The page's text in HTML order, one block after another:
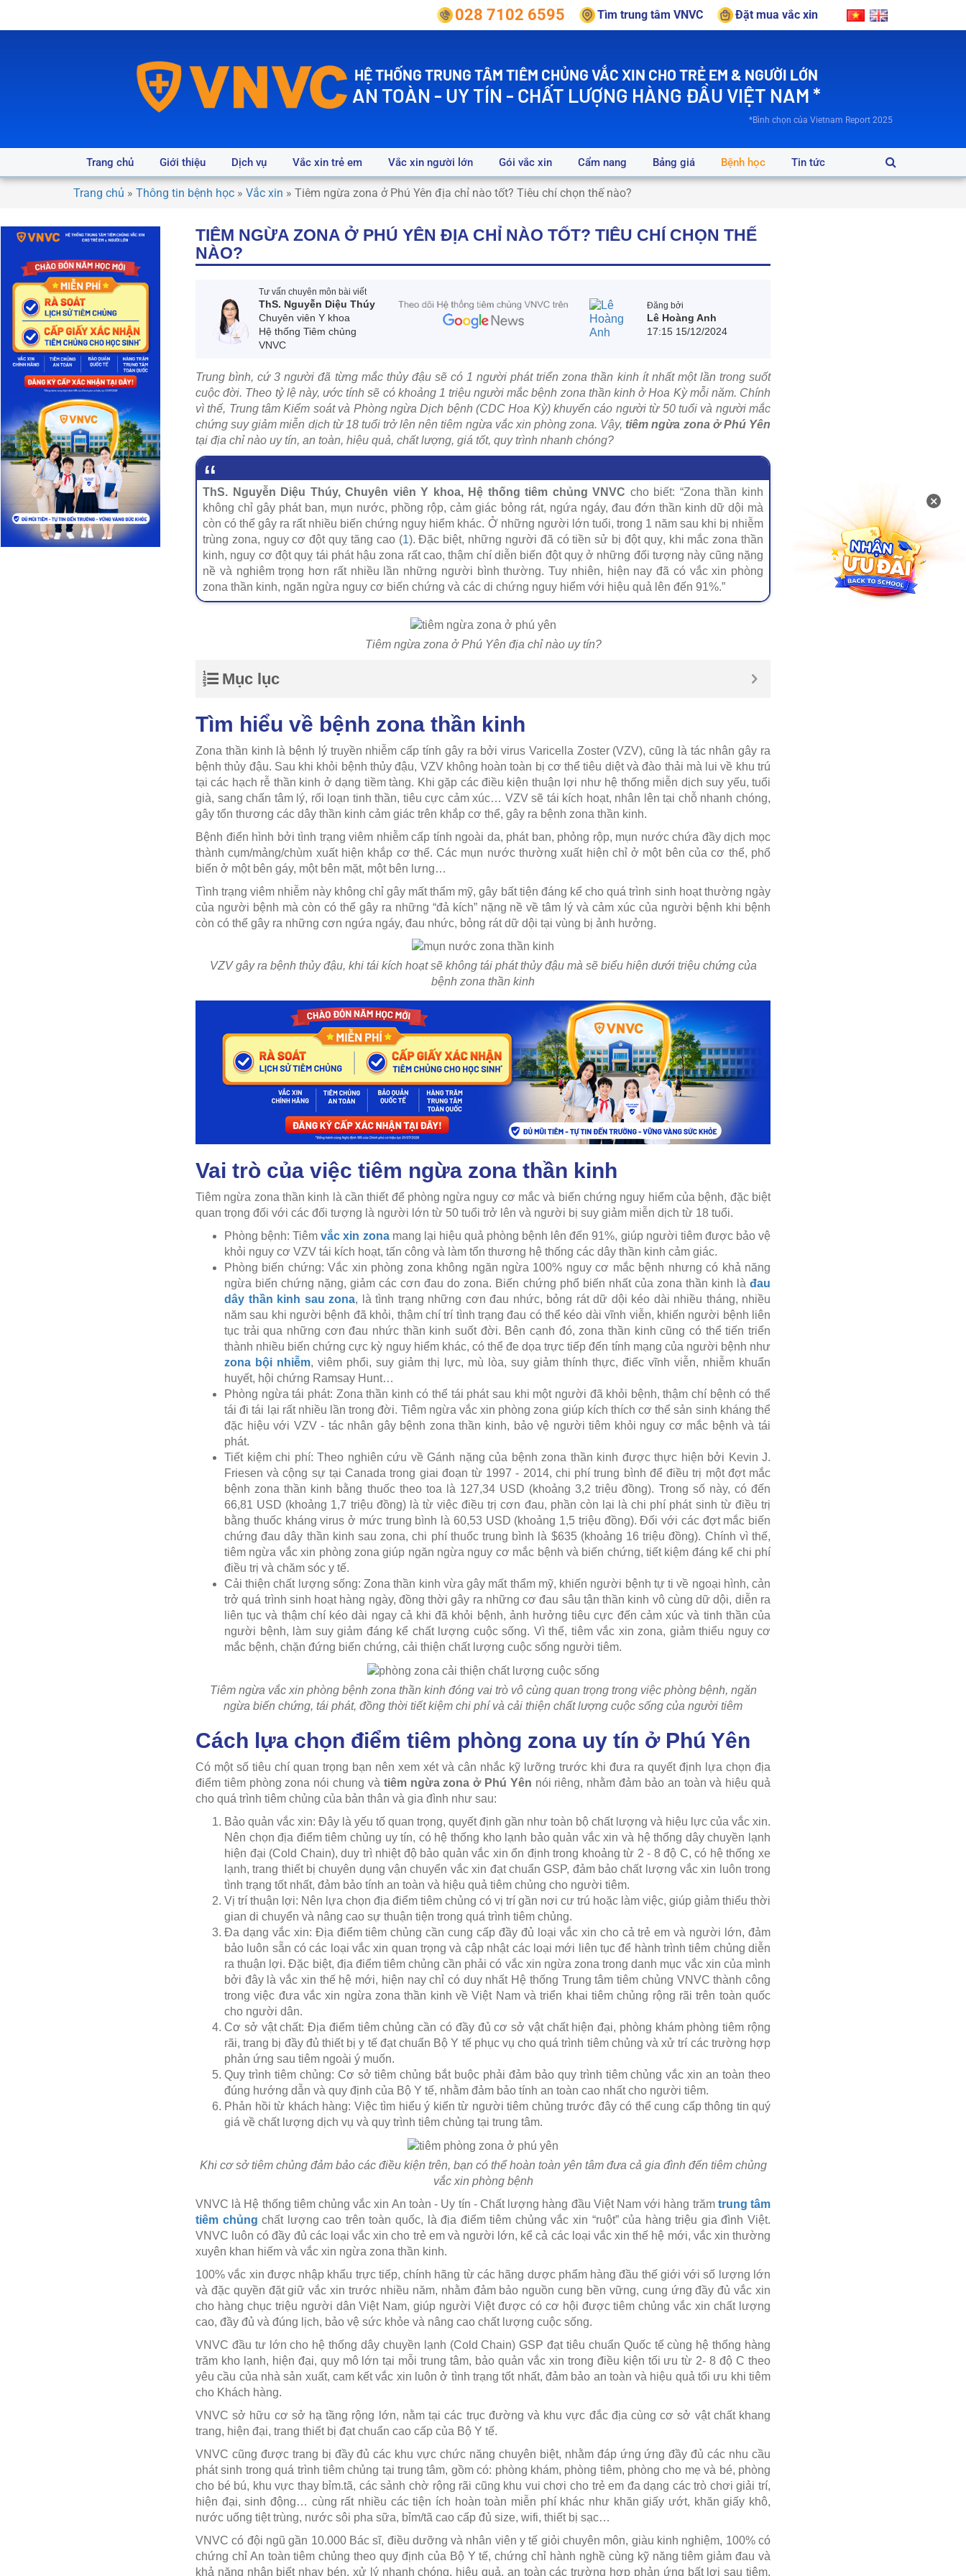
028 7102 6595 Tìm trung tâm VNVC Đặt mua vắc xin
HỆ THỐNG TRUNG TÂM TIÊM CHỦNG VẮC XIN CHO TRẺ EM & NGƯỜI LỚN
AN TOÀN - UY TÍN - CHẤT LƯỢNG HÀNG ĐẦU VIỆT NAM *
*Bình chọn của Vietnam Report 2025
Trang chủ Giới thiệu Dịch vụ Vắc xin trẻ em Vắc xin người lớn Gói vắc xin Cẩm nang Bảng giá Bệnh học Tin tức
Trang chủ » Thông tin bệnh học » Vắc xin » Tiêm ngừa zona ở Phú Yên địa chỉ nào tốt? Tiêu chí chọn thế nào?
TIÊM NGỪA ZONA Ở PHÚ YÊN ĐỊA CHỈ NÀO TỐT? TIÊU CHÍ CHỌN THẾ
NÀO?
Tư vấn chuyên môn bài viết
ThS. Nguyễn Diệu Thúy
Chuyên viên Y khoa
Hệ thống Tiêm chủng
VNVC
Đăng bởi
Lê Hoàng Anh
17:15 15/12/2024
Trung bình, cứ 3 người đã từng mắc thủy đậu sẽ có 1 người phát triển zona thần kinh ít nhất một lần trong suốt
cuộc đời. Theo tỷ lệ này, ước tính sẽ có khoảng 1 triệu người mắc bệnh zona thần kinh ở Hoa Kỳ mỗi năm. Chính
vì thế, Trung tâm Kiểm soát và Phòng ngừa Dịch bệnh (CDC Hoa Kỳ) khuyến cáo người từ 50 tuổi và người mắc
chứng suy giảm miễn dịch từ 18 tuổi trở lên nên tiêm ngừa vắc xin phòng zona. Vậy, tiêm ngừa zona ở Phú Yên
tại địa chỉ nào uy tín, an toàn, hiệu quả, chất lượng, giá tốt, quy trình nhanh chóng?
ThS. Nguyễn Diệu Thúy, Chuyên viên Y khoa, Hệ thống tiêm chủng VNVC cho biết: “Zona thần kinh
không chỉ gây phát ban, mụn nước, phồng rộp, cảm giác bỏng rát, ngứa ngáy, đau đớn thần kinh dữ dội mà
còn có thể gây ra rất nhiều biến chứng nguy hiểm khác. Ở những người lớn tuổi, trong 1 năm sau khi bị nhiễm
trùng zona, nguy cơ đột quỵ tăng cao (1). Đặc biệt, những người đã có tiền sử bị đột quỵ, khi mắc zona thần
kinh, nguy cơ đột quỵ tái phát hậu zona rất cao, thậm chí diễn biến đột quỵ ở những đối tượng này cũng nặng
nề và nghiêm trọng hơn rất nhiều lần những người bình thường. Tuy nhiên, hiện nay đã có vắc xin phòng
zona thần kinh, ngăn ngừa nguy cơ biến chứng và các di chứng nguy hiểm với hiệu quả lên đến 91%.”
Tiêm ngừa zona ở Phú Yên địa chỉ nào uy tín?
Mục lục
Tìm hiểu về bệnh zona thần kinh
Zona thần kinh là bệnh lý truyền nhiễm cấp tính gây ra bởi virus Varicella Zoster (VZV), cũng là tác nhân gây ra
bệnh thủy đậu. Sau khi khỏi bệnh thủy đậu, VZV không hoàn toàn bị cơ thể tiêu diệt và đào thải mà lui về khu trú
tại các hạch rễ thần kinh ở dạng tiềm tàng. Khi gặp các điều kiện thuận lợi như hệ thống miễn dịch suy yếu, tuổi
già, sang chấn tâm lý, rối loạn tinh thần, tiêu cực cảm xúc… VZV sẽ tái kích hoạt, nhân lên tại chỗ nhanh chóng,
gây tổn thương các dây thần kinh cảm giác trên khắp cơ thể, gây ra bệnh zona thần kinh.
Bệnh điển hình bởi tình trạng viêm nhiễm cấp tính ngoài da, phát ban, phỏng rộp, mụn nước chứa đầy dịch mọc
thành cụm/mảng/chùm xuất hiện khắp cơ thể. Các mụn nước thường xuất hiện chỉ ở một bên của cơ thể, phổ
biến ở một bên gáy, một bên mặt, một bên lưng…
Tình trạng viêm nhiễm này không chỉ gây mất thẩm mỹ, gây bất tiện đáng kể cho quá trình sinh hoạt thường ngày
của người bệnh mà còn có thể gây ra những “đả kích” nặng nề về tâm lý và cảm xúc của người bệnh khi bệnh
còn có thể gây ra những cơn ngứa ngáy, đau nhức, bỏng rát dữ dội tại vùng bị ảnh hưởng.
VZV gây ra bệnh thủy đậu, khi tái kích hoạt sẽ không tái phát thủy đậu mà sẽ biểu hiện dưới triệu chứng của
bệnh zona thần kinh
Vai trò của việc tiêm ngừa zona thần kinh
Tiêm ngừa zona thần kinh là cần thiết để phòng ngừa nguy cơ mắc và biến chứng nguy hiểm của bệnh, đặc biệt
quan trọng đối với các đối tượng là người lớn từ 50 tuổi trở lên và người bị suy giảm miễn dịch từ 18 tuổi.
Phòng bệnh: Tiêmvắc xin zonamang lại hiệu quả phòng bệnh lên đến 91%, giúp người tiêm được bảo vệ
khỏi nguy cơ VZV tái kích hoạt, tấn công và làm tổn thương hệ thống các dây thần kinh cảm giác.
Phòng biến chứng: Vắc xin phòng zona không ngăn ngừa 100% nguy cơ mắc bệnh nhưng có khả năng
ngừa biến chứng nặng, giảm các cơn đau do zona. Biến chứng phổ biến nhất của zona thần kinh là đau
dây thần kinh sau zona, là tình trạng những cơn đau nhức, bỏng rát dữ dội kéo dài nhiều tháng, nhiều
năm sau khi người bệnh đã khỏi, thậm chí trí tình trạng đau có thể kéo dài vĩnh viễn, khiến người bệnh liên
tục trải qua những cơn đau nhức thần kinh suốt đời. Bên cạnh đó, zona thần kinh cũng có thể tiến triển
thành nhiều biến chứng cực kỳ nguy hiểm khác, có thể đe dọa trực tiếp đến tính mạng của người bệnh như
zona bội nhiễm, viêm phổi, suy giảm thị lực, mù lòa, suy giảm thính thực, điếc vĩnh viễn, nhiễm khuẩn
huyết, hội chứng Ramsay Hunt…
Phòng ngừa tái phát: Zona thần kinh có thể tái phát sau khi một người đã khỏi bệnh, thậm chí bệnh có thể
tái đi tái lại rất nhiều lần trong đời. Tiêm ngừa vắc xin phòng zona giúp kích thích cơ thể sản sinh kháng thể
đặc hiệu với VZV - tác nhân gây bệnh zona thần kinh, bảo vệ người tiêm khỏi nguy cơ mắc bệnh và tái
phát.
Tiết kiệm chi phí: Theo nghiên cứu về Gánh nặng của bệnh zona thần kinh được thực hiện bởi Kevin J.
Friesen và cộng sự tại Canada trong giai đoạn từ 1997 - 2014, chi phí trung bình để điều trị một đợt mắc
bệnh zona thần kinh bằng thuốc theo toa là 127,34 USD (khoảng 3,2 triệu đồng). Trong số này, có đến
66,81 USD (khoảng 1,7 triệu đồng) là từ việc điều trị cơn đau, phần còn lại là chi phí phát sinh từ điều trị
bằng thuốc kháng virus ở mức trung bình là 60,53 USD (khoảng 1,5 triệu đồng). Đối với các đợt mắc biến
chứng đau dây thần kinh sau zona, chi phí thuốc trung bình là $635 (khoảng 16 triệu đồng). Chính vì thế,
tiêm ngừa vắc xin phòng zona giúp ngăn ngừa nguy cơ mắc bệnh và biến chứng, tiết kiệm đáng kể chi phí
điều trị và chăm sóc y tế.
Cải thiện chất lượng sống: Zona thần kinh vừa gây mất thẩm mỹ, khiến người bệnh tự ti về ngoại hình, cản
trở quá trình sinh hoạt hàng ngày, đồng thời gây ra những cơ đau sâu tận thần kinh vô cùng dữ dội, diễn ra
liên tục và thậm chí kéo dài ngay cả khi đã khỏi bệnh, ảnh hưởng tiêu cực đến cảm xúc và tinh thần của
người bệnh, làm suy giảm đáng kể chất lượng cuộc sống. Vì thế, tiêm vắc xin zona, giảm thiểu nguy cơ
mắc bệnh, chặn đứng biến chứng, cải thiện chất lượng cuộc sống người tiêm.
Tiêm ngừa vắc xin phòng bệnh zona thần kinh đóng vai trò vô cùng quan trọng trong việc phòng bệnh, ngăn
ngừa biến chứng, tái phát, đồng thời tiết kiệm chi phí và cải thiện chất lượng cuộc sống của người tiêm
Cách lựa chọn điểm tiêm phòng zona uy tín ở Phú Yên
Có một số tiêu chí quan trọng bạn nên xem xét và cân nhắc kỹ lưỡng trước khi đưa ra quyết định lựa chọn địa
điểm tiêm phòng zona nói chung và tiêm ngừa zona ở Phú Yên nói riêng, nhằm đảm bảo an toàn và hiệu quả
cho quá trình tiêm chủng của bản thân và gia đình như sau:
Bảo quản vắc xin: Đây là yếu tố quan trọng, quyết định gần như toàn bộ chất lượng và hiệu lực của vắc xin.
Nên chọn địa điểm tiêm chủng uy tín, có hệ thống kho lạnh bảo quản vắc xin và hệ thống dây chuyền lạnh
hiện đại (Cold Chain), duy trì nhiệt độ bảo quản vắc xin ổn định trong khoảng từ 2 - 8 độ C, có hệ thống xe
lạnh, trang thiết bị chuyên dụng vận chuyển vắc xin đạt chuẩn GSP, đảm bảo chất lượng vắc xin luôn trong
tình trạng tốt nhất, đảm bảo tính an toàn và hiệu quả tiêm chủng cho người tiêm.
Vị trí thuận lợi: Nên lựa chọn địa điểm tiêm chủng có vị trí gần nơi cư trú hoặc làm việc, giúp giảm thiểu thời
gian di chuyển và nâng cao sự thuận tiện trong quá trình tiêm chủng.
Đa dạng vắc xin: Địa điểm tiêm chủng cần cung cấp đầy đủ loại vắc xin cho cả trẻ em và người lớn, đảm
bảo luôn sẵn có các loại vắc xin quan trọng và cập nhật các loại mới liên tục để hành trình tiêm chủng diễn
ra thuận lợi. Đặc biệt, địa điểm tiêm chủng cần phải có vắc xin ngừa zona trong danh mục vắc xin của mình
bởi đây là vắc xin thế hệ mới, hiện nay chỉ có duy nhất Hệ thống Trung tâm tiêm chủng VNVC thành công
trong việc đưa vắc xin ngừa zona thần kinh về Việt Nam và triển khai tiêm chủng rộng rãi trên toàn quốc
cho người dân.
Cơ sở vật chất: Địa điểm tiêm chủng cần có đầy đủ cơ sở vật chất hiện đại, phòng khám phòng tiêm rộng
rãi, trang bị đầy đủ thiết bị y tế đạt chuẩn Bộ Y tế phục vụ cho quá trình tiêm chủng và xử trí các trường hợp
phản ứng sau tiêm ngoài ý muốn.
Quy trình tiêm chủng: Cơ sở tiêm chủng bắt buộc phải đảm bảo quy trình tiêm chủng vắc xin an toàn theo
đúng hướng dẫn và quy định của Bộ Y tế, nhằm đảm bảo tính an toàn cao nhất cho người tiêm.
Phản hồi từ khách hàng: Việc tìm hiểu ý kiến từ người tiêm chủng trước đây có thể cung cấp thông tin quý
giá về chất lượng dịch vụ và quy trình tiêm chủng tại trung tâm.
Khi cơ sở tiêm chủng đảm bảo các điều kiện trên, bạn có thể hoàn toàn yên tâm đưa cả gia đình đến tiêm chủng
vắc xin phòng bệnh
VNVC là Hệ thống tiêm chủng vắc xin An toàn - Uy tín - Chất lượng hàng đầu Việt Nam với hàng trăm trung tâm
tiêm chủng chất lượng cao trên toàn quốc, là địa điểm tiêm chủng vắc xin “ruột” của hàng triệu gia đình Việt.
VNVC luôn có đầy đủ các loại vắc xin cho trẻ em và người lớn, kể cả các loại vắc xin thế hệ mới, vắc xin thường
xuyên khan hiếm và vắc xin ngừa zona thần kinh.
100% vắc xin được nhập khẩu trực tiếp, chính hãng từ các hãng dược phẩm hàng đầu thế giới với số lượng lớn
và đặc quyền đặt giữ vắc xin trước nhiều năm, nhằm đảm bảo nguồn cung bền vững, cung ứng đầy đủ vắc xin
cho hàng chục triệu người dân Việt Nam, giúp người Việt được có cơ hội được tiêm chủng vắc xin chất lượng
cao, đầy đủ và đúng lịch, bảo vệ sức khỏe và nâng cao chất lượng cuộc sống.
VNVC đầu tư lớn cho hệ thống dây chuyền lạnh (Cold Chain) GSP đạt tiêu chuẩn Quốc tế cùng hệ thống hàng
trăm kho lạnh, hiện đại, quy mô lớn tại mỗi trung tâm, bảo quản vắc xin trong điều kiện tối ưu từ 2- 8 độ C theo
yêu cầu của nhà sản xuất, cam kết vắc xin luôn ở tình trạng tốt nhất, đảm bảo an toàn và hiệu quả tối ưu khi tiêm
cho Khách hàng.
VNVC sở hữu cơ sở hạ tầng rộng lớn, nằm tại các trục đường và khu vực đắc địa cùng cơ sở vật chất khang
trang, hiện đại, trang thiết bị đạt chuẩn cao cấp của Bộ Y tế.
VNVC cũng được trang bị đầy đủ các khu vực chức năng chuyên biệt, nhằm đáp ứng ứng đầy đủ các nhu cầu
phát sinh trong quá trình tiêm chủng tại trung tâm, gồm có: phòng khám, phòng tiêm, phòng cho mẹ và bé, phòng
cho bé bú, khu vực thay bỉm.tã, các sảnh chờ rộng rãi cũng khu vui chơi cho trẻ em đa dạng các trò chơi giải trí,
hiện đại, sinh động… cùng rất nhiều các tiện ích hoàn toàn miễn phí khác như khăn giấy ướt, khăn giấy khô,
nước uống tiệt trùng, nước sôi pha sữa, bỉm/tã cao cấp đủ size, wifi, thiết bị sạc…
VNVC có đội ngũ gần 10.000 Bác sĩ, điều dưỡng và nhân viên y tế giỏi chuyên môn, giàu kinh nghiệm, 100% có
chứng chỉ An toàn tiêm chủng theo quy định của Bộ Y tế, chứng chỉ hành nghề cùng kỹ năng tiêm giảm đau và
khả năng nhận biết nhạy bén, xử lý nhanh chóng, hiệu quả, an toàn các trường hợp phản ứng bất lợi sau tiêm.
×